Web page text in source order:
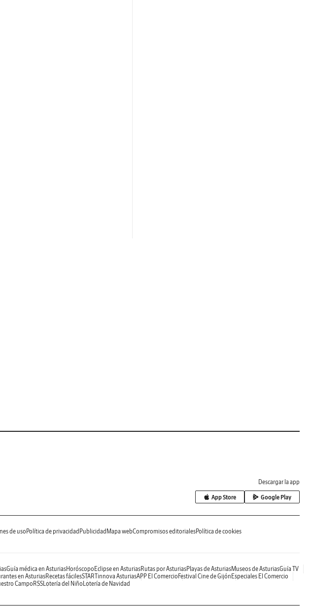
Descargar la app
App Store Google Play
de usoPolítica de privacidad Publicidad Mapa webCompromisos editorialesPolítica de cookies
Guía médica en AsturiasHoróscopo Eclipse en AsturiasRutas por AsturiasPlayas de AsturiasMuseos de AsturiasGuía TV
en AsturiasRecetas fácilesSTARTinnova AsturiasAPP El Comercio Festival Cine de Gijón Especiales El Comercio
CampoRSSLotería del Niño Lotería de Navidad